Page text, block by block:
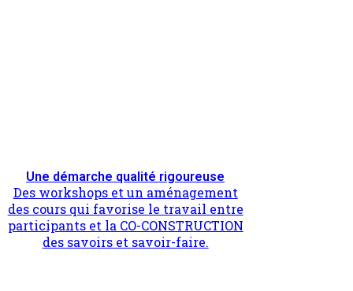
Une démarche qualité rigoureuse
Des workshops et un aménagement
des cours qui favorise le travail entre
participants et la CO-CONSTRUCTION
des savoirs et savoir-faire.